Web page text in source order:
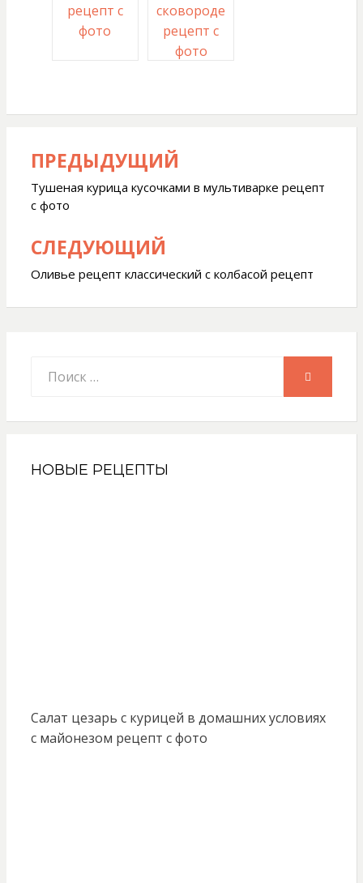
рецепт с
фото
сковороде
рецепт с
фото
Навигация
по
записям
ПРЕДЫДУЩИЙ
Тушеная курица кусочками в мультиварке рецепт
с фото
СЛЕДУЮЩИЙ
Оливье рецепт классический с колбасой рецепт
НОВЫЕ РЕЦЕПТЫ
Салат цезарь с курицей в домашних условиях
с майонезом рецепт с фото